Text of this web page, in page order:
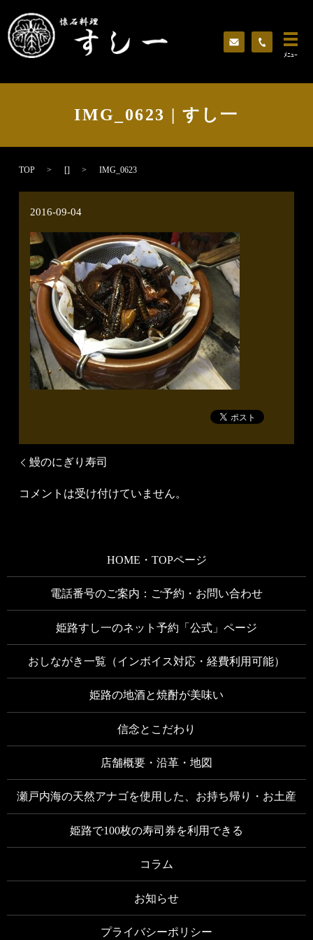
ﾒﾆｭｰ
IMG_0623 | すし一
TOP [] IMG_0623
2016-09-04
鰻のにぎり寿司
コメントは受け付けていません。
HOME・TOPページ
電話番号のご案内：ご予約・お問い合わせ
姫路すし一のネット予約「公式」ページ
おしながき一覧（インボイス対応・経費利用可能）
姫路の地酒と焼酎が美味い
信念とこだわり
店舗概要・沿革・地図
瀬戸内海の天然アナゴを使用した、お持ち帰り・お土産
姫路で100枚の寿司券を利用できる
コラム
お知らせ
プライバシーポリシー